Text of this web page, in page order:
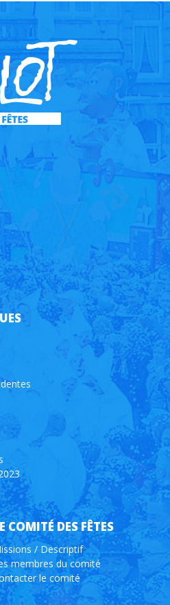
COMITÉ DES FÊTES
/ Descriptif
membres du comité
le comité